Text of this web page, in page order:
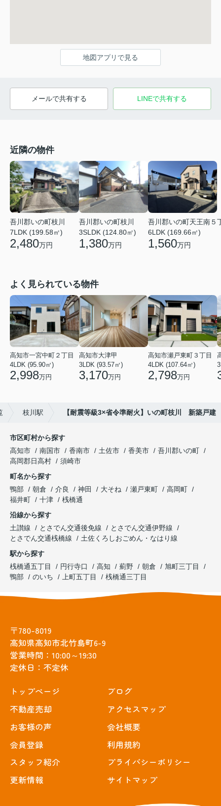
地図アプリで見る
メールで共有する LINEで共有する
近隣の物件
吾川郡いの町枝川
7LDK (199.58㎡)
2,480万円
吾川郡いの町枝川
3SLDK (124.80㎡)
1,380万円
吾川郡いの町天王南５
6LDK (169.66㎡)
1,560万円
よく見られている物件
高知市一宮中町２丁目
4LDK (95.90㎡)
2,998万円
高知市大津甲
3LDK (93.57㎡)
3,170万円
高知市瀬戸東町３丁目
4LDK (107.64㎡)
2,798万円
枝川駅 【耐震等級3×省令準耐火】いの町枝川 新築戸建
市区町村から探す
高知市
南国市 香南市 土佐市 香美市
吾川郡いの町
高岡郡日高村
須崎市
町名から探す
鴨部
朝倉 介良 神田 大そね 瀬戸東町
高岡町
福井町
十津
桟橋通
沿線から探す
土讃線
とさでん交通後免線
とさでん交通伊野線
とさでん交通桟橋線
土佐くろしおごめん・なはり線
駅から探す
桟橋通五丁目
円行寺口 高知 薊野 朝倉
旭町三丁目
鴨部
のいち 上町五丁目 桟橋通三丁目
〒780-8019
高知県高知市北竹島町6-9
営業時間：10:00～19:30
定休日：不定休
トップぺージ
不動産売却
お客様の声
会員登録
スタッフ紹介
更新情報
ブログ
アクセスマップ
会社概要
利用規約
プライバシーポリシー
サイトマップ